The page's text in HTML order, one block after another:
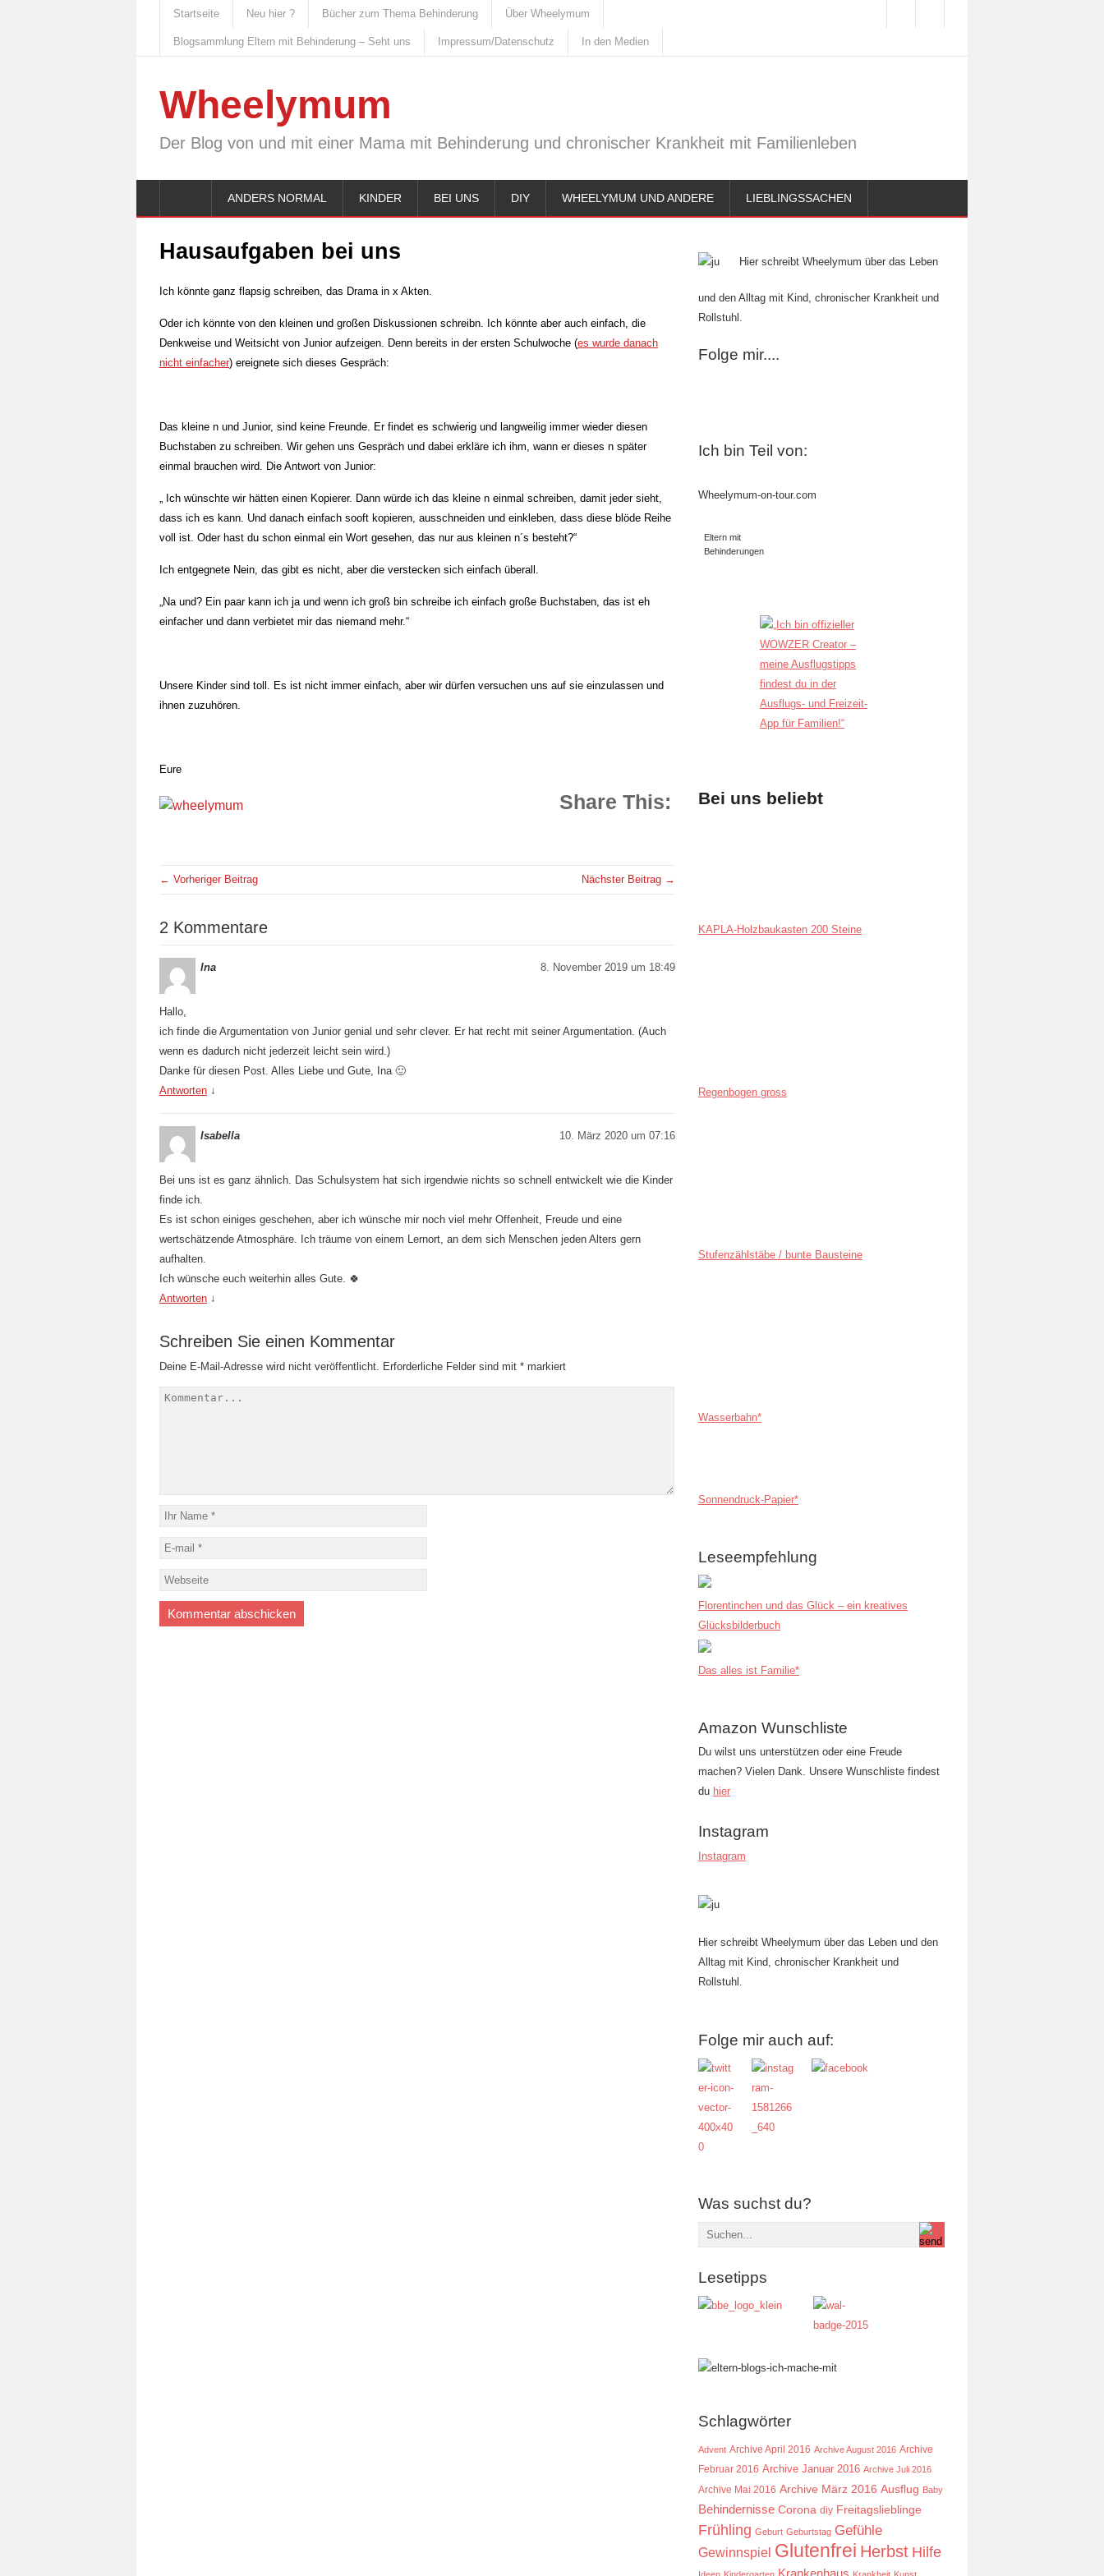
Startseite Neu hier ? Bücher zum Thema Behinderung Über Wheelymum
Blogsammlung Eltern mit Behinderung – Seht uns Impressum/Datenschutz In den Medien
Wheelymum
Der Blog von und mit einer Mama mit Behinderung und chronischer Krankheit mit Familienleben
ANDERS NORMAL KINDER BEI UNS DIY WHEELYMUM UND ANDERE LIEBLINGSSACHEN
Hausaufgaben bei uns
Ich könnte ganz flapsig schreiben, das Drama in x Akten.
Oder ich könnte von den kleinen und großen Diskussionen schreibn. Ich könnte aber auch einfach, die
Denkweise und Weitsicht von Junior aufzeigen. Denn bereits in der ersten Schulwoche (es wurde danach
nicht einfacher) ereignete sich dieses Gespräch:
Das kleine n und Junior, sind keine Freunde. Er findet es schwierig und langweilig immer wieder diesen
Buchstaben zu schreiben. Wir gehen uns Gespräch und dabei erkläre ich ihm, wann er dieses n später
einmal brauchen wird. Die Antwort von Junior:
„ Ich wünschte wir hätten einen Kopierer. Dann würde ich das kleine n einmal schreiben, damit jeder sieht,
dass ich es kann. Und danach einfach sooft kopieren, ausschneiden und einkleben, dass diese blöde Reihe
voll ist. Oder hast du schon einmal ein Wort gesehen, das nur aus kleinen n´s besteht?“
Ich entgegnete Nein, das gibt es nicht, aber die verstecken sich einfach überall.
„Na und? Ein paar kann ich ja und wenn ich groß bin schreibe ich einfach große Buchstaben, das ist eh
einfacher und dann verbietet mir das niemand mehr.“
Unsere Kinder sind toll. Es ist nicht immer einfach, aber wir dürfen versuchen uns auf sie einzulassen und
ihnen zuzuhören.
Eure
Share This:
← Vorheriger Beitrag Nächster Beitrag →
2 Kommentare
Ina 8. November 2019 um 18:49
Hallo,
ich finde die Argumentation von Junior genial und sehr clever. Er hat recht mit seiner Argumentation. (Auch
wenn es dadurch nicht jederzeit leicht sein wird.)
Danke für diesen Post. Alles Liebe und Gute, Ina 🙂
Antworten ↓
Isabella 10. März 2020 um 07:16
Bei uns ist es ganz ähnlich. Das Schulsystem hat sich irgendwie nichts so schnell entwickelt wie die Kinder
finde ich.
Es ist schon einiges geschehen, aber ich wünsche mir noch viel mehr Offenheit, Freude und eine
wertschätzende Atmosphäre. Ich träume von einem Lernort, an dem sich Menschen jeden Alters gern
aufhalten.
Ich wünsche euch weiterhin alles Gute. 🍀
Antworten ↓
Schreiben Sie einen Kommentar
Deine E-Mail-Adresse wird nicht veröffentlicht. Erforderliche Felder sind mit * markiert
Hier schreibt Wheelymum über das Leben
und den Alltag mit Kind, chronischer Krankheit und
Rollstuhl.
Folge mir....
Ich bin Teil von:
Wheelymum-on-tour.com
Eltern mit
Behinderungen
Bei uns beliebt
KAPLA-Holzbaukasten 200 Steine
Regenbogen gross
Stufenzählstäbe / bunte Bausteine
Wasserbahn*
Sonnendruck-Papier*
Leseempfehlung
Florentinchen und das Glück – ein kreatives
Glücksbilderbuch
Das alles ist Familie*
Amazon Wunschliste
Du wilst uns unterstützen oder eine Freude
machen? Vielen Dank. Unsere Wunschliste findest
du hier
Instagram
Instagram
Hier schreibt Wheelymum über das Leben und den
Alltag mit Kind, chronischer Krankheit und
Rollstuhl.
Folge mir auch auf:
Was suchst du?
Lesetipps
Schlagwörter
Advent Archive April 2016 Archive August 2016 Archive
Februar 2016 Archive Januar 2016 Archive Juli 2016
Archive Mai 2016 Archive März 2016 Ausflug Baby
Behindernisse Corona diy Freitagslieblinge
Frühling Geburt Geburtstag Gefühle
Gewinnspiel Glutenfrei Herbst Hilfe
Krankenhaus